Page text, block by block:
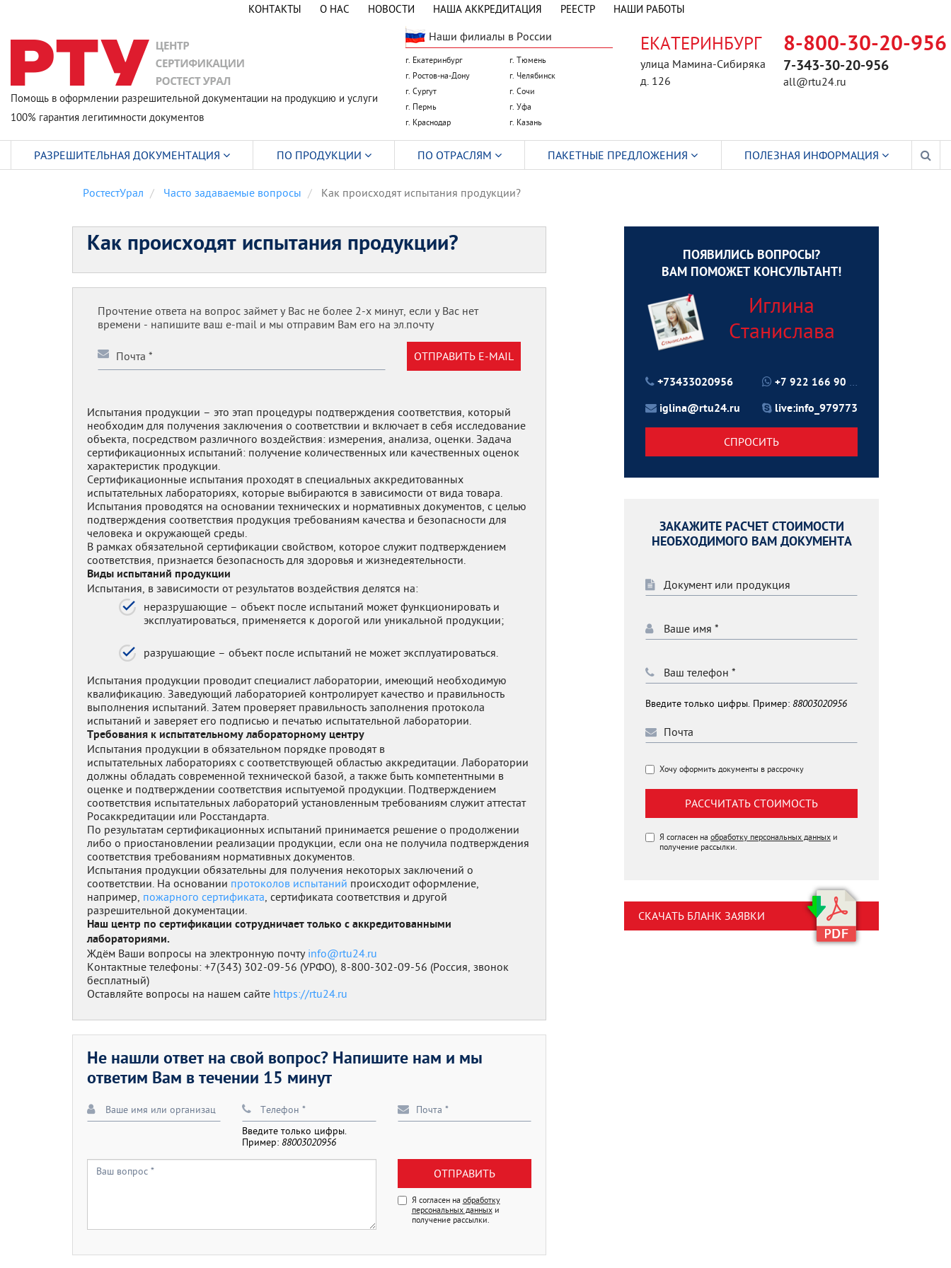
КОНТАКТЫ О НАС НОВОСТИ НАША АККРЕДИТАЦИЯ РЕЕСТР НАШИ РАБОТЫ
Помощь в оформлении разрешительной документации на продукцию и услуги
100% гарантия легитимности документов
Наши филиалы в России
г. Екатеринбург
г. Тюмень
г. Ростов-на-Дону
г. Челябинск
г. Сургут
г. Сочи
г. Пермь
г. Уфа
г. Краснодар
г. Казань
ЕКАТЕРИНБУРГ
улица Мамина-Сибиряка
д. 126
8-800-30-20-956
7-343-30-20-956
all@rtu24.ru
РостестУрал Часто задаваемые вопросы Как происходят испытания продукции?
Как происходят испытания продукции?
Прочтение ответа на вопрос займет у Вас не более 2-х минут, если у Вас нет
времени - напишите ваш e-mail и мы отправим Вам его на эл.почту
ОТПРАВИТЬ E-MAIL
Испытания продукции – это этап процедуры подтверждения соответствия, который
необходим для получения заключения о соответствии и включает в себя исследование
объекта, посредством различного воздействия: измерения, анализа, оценки. Задача
сертификационных испытаний: получение количественных или качественных оценок
характеристик продукции.
Сертификационные испытания проходят в специальных аккредитованных
испытательных лабораториях, которые выбираются в зависимости от вида товара.
Испытания проводятся на основании технических и нормативных документов, с целью
подтверждения соответствия продукция требованиям качества и безопасности для
человека и окружающей среды.
В рамках обязательной сертификации свойством, которое служит подтверждением
соответствия, признается безопасность для здоровья и жизнедеятельности.
Виды испытаний продукции
Испытания, в зависимости от результатов воздействия делятся на:
неразрушающие – объект после испытаний может функционировать и
эксплуатироваться, применяется к дорогой или уникальной продукции;
разрушающие – объект после испытаний не может эксплуатироваться.
Испытания продукции проводит специалист лаборатории, имеющий необходимую
квалификацию. Заведующий лабораторией контролирует качество и правильность
выполнения испытаний. Затем проверяет правильность заполнения протокола
испытаний и заверяет его подписью и печатью испытательной лаборатории.
Требования к испытательному лабораторному центру
Испытания продукции в обязательном порядке проводят в
испытательных лабораториях с соответствующей областью аккредитации. Лаборатории
должны обладать современной технической базой, а также быть компетентными в
оценке и подтверждении соответствия испытуемой продукции. Подтверждением
соответствия испытательных лабораторий установленным требованиям служит аттестат
Росаккредитации или Росстандарта.
По результатам сертификационных испытаний принимается решение о продолжении
либо о приостановлении реализации продукции, если она не получила подтверждения
соответствия требованиям нормативных документов.
Испытания продукции обязательны для получения некоторых заключений о
соответствии. На основании протоколов испытаний происходит оформление,
например, пожарного сертификата, сертификата соответствия и другой
разрешительной документации.
Наш центр по сертификации сотрудничает только с аккредитованными
лабораториями.
Ждём Ваши вопросы на электронную почту info@rtu24.ru
Контактные телефоны: +7(343) 302-09-56 (УРФО), 8-800-302-09-56 (Россия, звонок
бесплатный)
Оставляйте вопросы на нашем сайте https://rtu24.ru
Не нашли ответ на свой вопрос? Напишите нам и мы
ответим Вам в течении 15 минут
Введите только цифры.
Пример: 88003020956
ОТПРАВИТЬ
Я согласен на обработку
персональных данныхи
получение рассылки.
ПОЯВИЛИСЬ ВОПРОСЫ?
ВАМ ПОМОЖЕТ КОНСУЛЬТАНТ!
Иглина
Станислава
+73433020956
iglina@rtu24.ru
+7 922 166 90 70
live:info_979773
СПРОСИТЬ
ЗАКАЖИТЕ РАСЧЕТ СТОИМОСТИ
НЕОБХОДИМОГО ВАМ ДОКУМЕНТА
Введите только цифры. Пример: 88003020956
Хочу оформить документы в рассрочку
РАССЧИТАТЬ СТОИМОСТЬ
Я согласен на обработку персональных данных и
получение рассылки.
СКАЧАТЬ БЛАНК ЗАЯВКИ
РАЗРЕШИТЕЛЬНАЯ ДОКУМЕНТАЦИЯ ПО ПРОДУКЦИИ ПО ОТРАСЛЯМ ПАКЕТНЫЕ ПРЕДЛОЖЕНИЯ ПОЛЕЗНАЯ ИНФОРМАЦИЯ